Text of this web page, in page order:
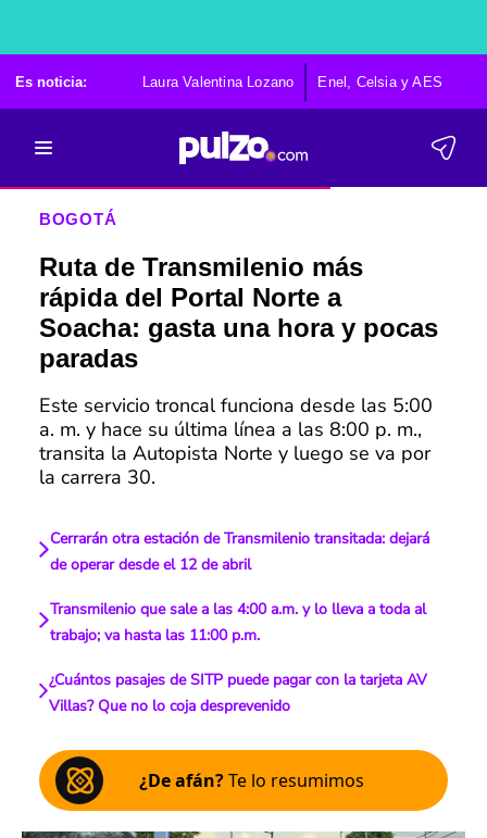
Es noticia: Laura Valentina Lozano Enel, Celsia y AES
BOGOTÁ
Ruta de Transmilenio más
rápida del Portal Norte a
Soacha: gasta una hora y pocas
paradas
Este servicio troncal funciona desde las 5:00
a. m. y hace su última línea a las 8:00 p. m.,
transita la Autopista Norte y luego se va por
la carrera 30.
Cerrarán otra estación de Transmilenio transitada: dejará
de operar desde el 12 de abril
Transmilenio que sale a las 4:00 a.m. y lo lleva a toda al
trabajo; va hasta las 11:00 p.m.
¿Cuántos pasajes de SITP puede pagar con la tarjeta AV
Villas? Que no lo coja desprevenido
¿De afán?Te lo resumimos